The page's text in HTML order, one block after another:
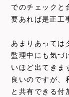
でのチェックと
要あれば是正工
あまりあっては
監理中にも気づ
いほど出てきま
良いのですが、
と共有できる付